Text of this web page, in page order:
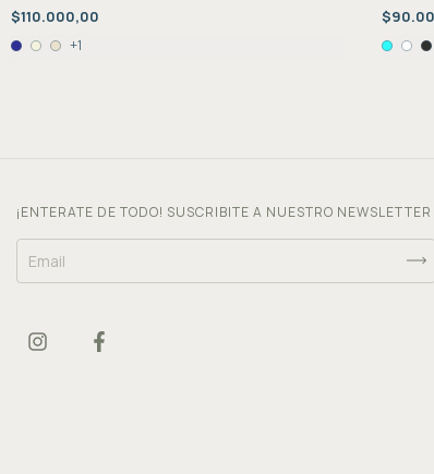
$110.000,00
+1
¡ENTERATE DE TODO! SUSCRIBITE A NUESTRO NEWSLETTER